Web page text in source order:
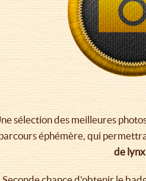
sélection des meilleures
éphémère, qui
de